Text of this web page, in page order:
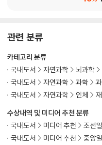
관련 분류
수상내역 및 미디어 추천 분류
국내도서
미디어 추천
조선
국내도서
미디어 추천
중앙
카테고리 분류
국내도서
자연과학 뇌과학
국내도서
자연과학 과학
국내도서
자연과학 인체